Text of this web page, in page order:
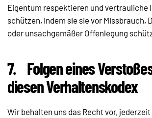
Eigentum respektieren und vertrauliche
schützen, indem sie sie vor Missbrauch,
oder unsachgemäßer Offenlegung
7. Folgen eines
diesen Verhaltenskodex
Wir behalten uns das Recht vor,